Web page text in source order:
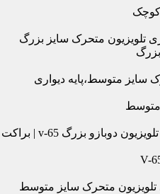
کوچک
تلویزیون متحرک سایز بزرگ
سایز متوسط،پایه دیواری
متوسط
قیمت و خرید براکت دیواری تلویزیون دوبازو بزرگ v-65 | براکت
تلویزیون متحرک سایز متوسط